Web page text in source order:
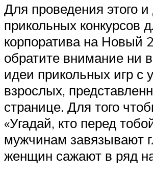
Для проведения этого и
прикольных конкурсов
корпоратива на Новый
обратите внимание ни
идеи прикольных игр с
взрослых,
странице. Для того
«Угадай, кто перед
мужчинам завязывают
женщин сажают в ряд